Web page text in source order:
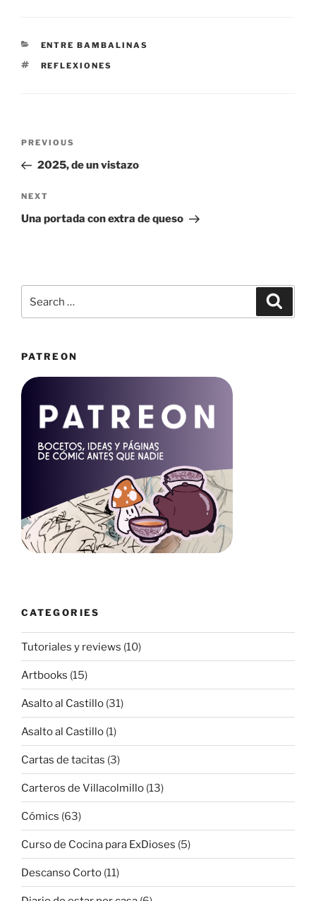
CATEGORIES
ENTRE BAMBALINAS
TAGS
REFLEXIONES
Previous
Post
PREVIOUS
2025, de un vistazo
Next
Post
NEXT
Una portada con extra de queso
PATREON
CATEGORIES
Tutoriales y reviews (10)
Artbooks (15)
Asalto al Castillo (31)
Asalto al Castillo (1)
Cartas de tacitas (3)
Carteros de Villacolmillo (13)
Cómics (63)
Curso de Cocina para ExDioses (5)
Descanso Corto (11)